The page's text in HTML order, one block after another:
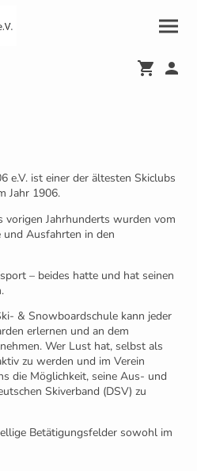
e.V. ist einer der ältesten Skiclubs
Jahr 1906.
vorigen Jahrhunderts wurden vom
Ausfahrten in den
– beides hatte und hat seinen
& Snowboardschule kann jeder
erlernen und an dem
Wer Lust hat, selbst als
zu werden und im Verein
die Möglichkeit, seine Aus- und
Skiverband (DSV) zu
Betätigungsfelder sowohl im